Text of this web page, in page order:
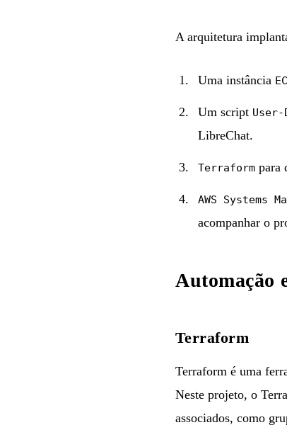
A arquitetura
Uma instância
Um script User-
LibreChat.
Terraform para
AWS Systems
acompanhar o
Automação
Terraform
Terraform é uma
Neste projeto, o
associados, como